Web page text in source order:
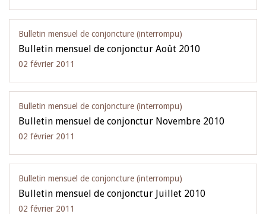
Bulletin mensuel de conjoncture (interrompu)
Bulletin mensuel de conjonctur Août 2010
02 février 2011
Bulletin mensuel de conjoncture (interrompu)
Bulletin mensuel de conjonctur Novembre 2010
02 février 2011
Bulletin mensuel de conjoncture (interrompu)
Bulletin mensuel de conjonctur Juillet 2010
02 février 2011